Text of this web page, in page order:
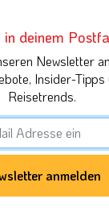
in deinem
Newsletter
Insider-Tipps
Reisetrends.